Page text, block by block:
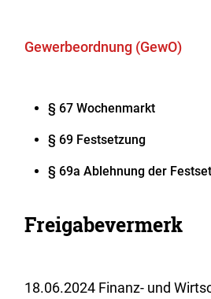
Gewerbeordnung (GewO)
§ 67 Wochenmarkt
§ 69 Festsetzung
§ 69a Ablehnung der
Freigabevermerk
18.06.2024 Finanz- und